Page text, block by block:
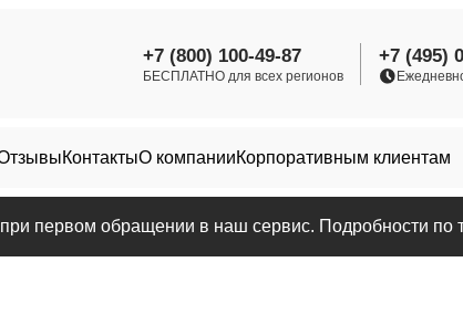
+7 (800) 100-49-87
БЕСПЛАТНО для всех регионов
+7 (495)
КонтактыО компанииКорпоративным клиентам
первом обращении в наш сервис. Подробности по